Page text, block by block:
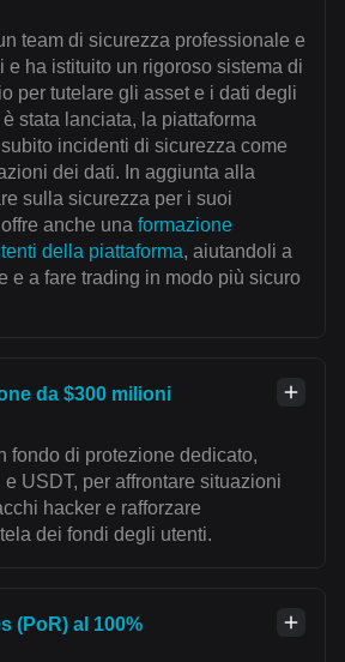
team di sicurezza professionale e
e ha istituito un rigoroso sistema di
per tutelare gli asset e i dati degli
stata lanciata, la piattaforma
incidenti di sicurezza come
dei dati. In aggiunta alla
sulla sicurezza per i suoi
anche una formazione
della piattaforma, aiutandoli a
e a fare trading in modo più sicuro
da $300 milioni
fondo di protezione dedicato,
USDT, per affrontare situazioni
hacker e rafforzare
dei fondi degli utenti.
(PoR) al 100%